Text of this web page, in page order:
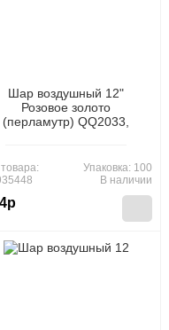
Шар воздушный 12"
Розовое золото
(перламутр) QQ2033,
Упаковка: 100
В наличии